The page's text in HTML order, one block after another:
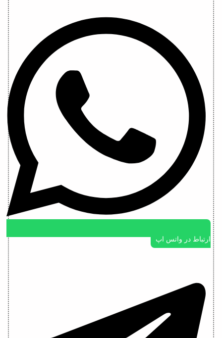
ارتباط در واتس اپ